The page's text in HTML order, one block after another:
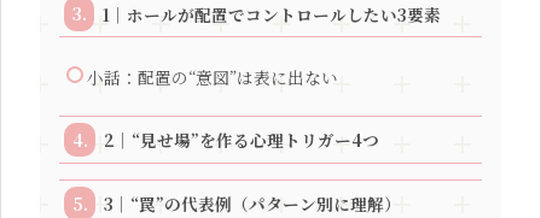
1｜ホールが配置でコントロールしたい3要素
小話：配置の“意図”は表に出ない
2｜“見せ場”を作る心理トリガー4つ
3｜“罠”の代表例（パターン別に理解）